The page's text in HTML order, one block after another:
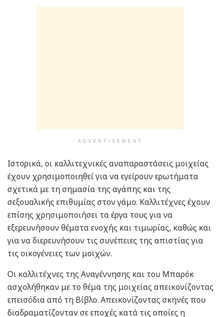
ADVERTISEMENT
Ιστορικά, οι καλλιτεχνικές αναπαραστάσεις μοιχείας
έχουν χρησιμοποιηθεί για να εγείρουν ερωτήματα
σχετικά με τη σημασία της αγάπης και της
σεξουαλικής επιθυμίας στον γάμο. Καλλιτέχνες έχουν
επίσης χρησιμοποιήσει τα έργα τους για να
εξερευνήσουν θέματα ενοχής και τιμωρίας, καθώς και
για να διερευνήσουν τις συνέπειες της απιστίας για
τις οικογένειες των μοιχών.
Οι καλλιτέχνες της Αναγέννησης και του Μπαρόκ
ασχολήθηκαν με το θέμα της μοιχείας απεικονίζοντας
επεισόδια από τη Βίβλο. Απεικονίζοντας σκηνές που
διαδραματίζονταν σε εποχές κατά τις οποίες η